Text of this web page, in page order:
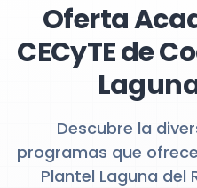
Oferta
CECyTE de
Descubre la
programas que
Plantel Laguna del